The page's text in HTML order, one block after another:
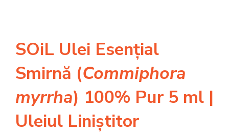
SOiL Ulei Esențial
Smirnă (Commiphora
myrrha) 100% Pur 5 ml |
Uleiul Liniștitor